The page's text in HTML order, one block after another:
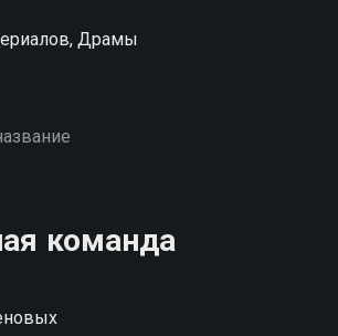
и отправляется на фронт. Но
его определяют в тыловую
захватывают враги. Теперь
но не с оружием, а с тяжелыми
и мирных жителей. Перед нами —
мужества и боли прошлого,
бесплатно в хорошем HD
Драмы
команда